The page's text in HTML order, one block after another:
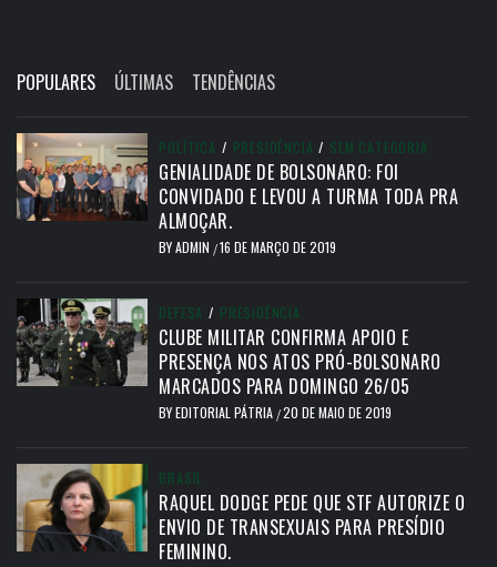
POPULARES ÚLTIMAS TENDÊNCIAS
POLÍTICA / PRESIDÊNCIA / SEM CATEGORIA
GENIALIDADE DE BOLSONARO: FOI
CONVIDADO E LEVOU A TURMA TODA PRA
ALMOÇAR.
BYADMIN /16 DE MARÇO DE 2019
DEFESA / PRESIDÊNCIA
CLUBE MILITAR CONFIRMA APOIO E
PRESENÇA NOS ATOS PRÓ-BOLSONARO
MARCADOS PARA DOMINGO 26/05
BYEDITORIAL PÁTRIA /20 DE MAIO DE 2019
BRASIL
RAQUEL DODGE PEDE QUE STF AUTORIZE O
ENVIO DE TRANSEXUAIS PARA PRESÍDIO
FEMININO.